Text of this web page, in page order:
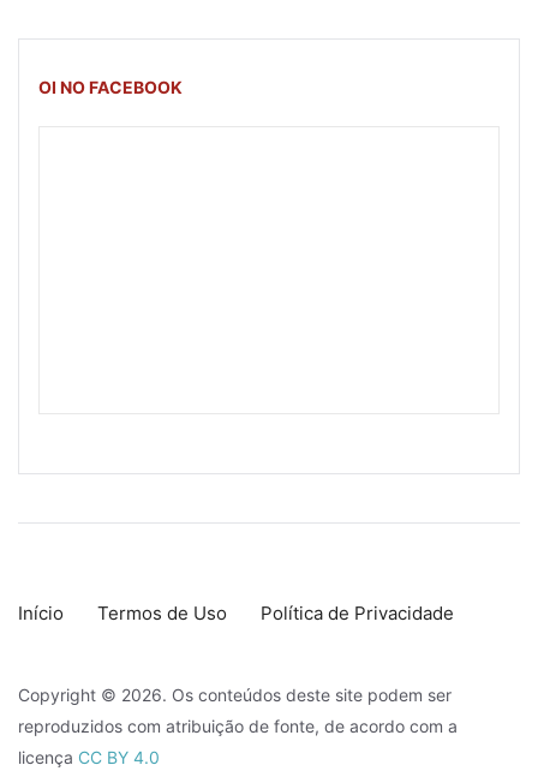
OI NO FACEBOOK
Início Termos de Uso Política de Privacidade
Copyright © 2026. Os conteúdos deste site podem ser
reproduzidos com atribuição de fonte, de acordo com a
licença CC BY 4.0